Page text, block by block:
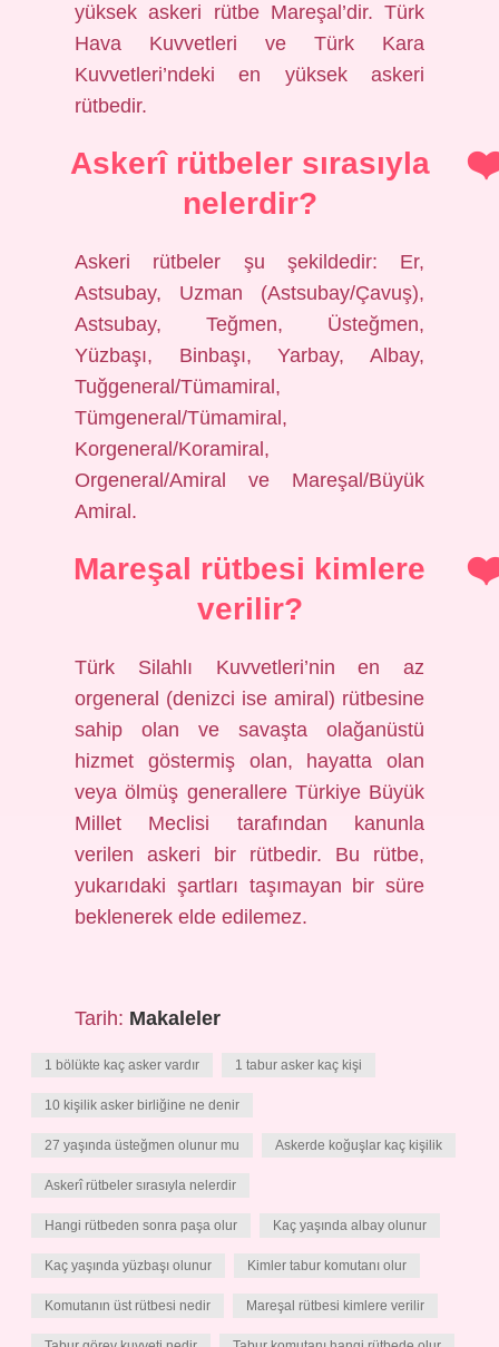
yüksek askeri rütbe Mareşal’dir. Türk
Hava Kuvvetleri ve Türk Kara
Kuvvetleri’ndeki en yüksek askeri
rütbedir.
Askerî rütbeler sırasıyla
nelerdir?
Askeri rütbeler şu şekildedir: Er,
Astsubay, Uzman (Astsubay/Çavuş),
Astsubay, Teğmen, Üsteğmen,
Yüzbaşı, Binbaşı, Yarbay, Albay,
Tuğgeneral/Tümamiral,
Tümgeneral/Tümamiral,
Korgeneral/Koramiral,
Orgeneral/Amiral ve Mareşal/Büyük
Amiral.
Mareşal rütbesi kimlere
verilir?
Türk Silahlı Kuvvetleri’nin en az
orgeneral (denizci ise amiral) rütbesine
sahip olan ve savaşta olağanüstü
hizmet göstermiş olan, hayatta olan
veya ölmüş generallere Türkiye Büyük
Millet Meclisi tarafından kanunla
verilen askeri bir rütbedir. Bu rütbe,
yukarıdaki şartları taşımayan bir süre
beklenerek elde edilemez.
Tarih: Makaleler
1 bölükte kaç asker vardır 1 tabur asker kaç kişi
10 kişilik asker birliğine ne denir
27 yaşında üsteğmen olunur mu Askerde koğuşlar kaç kişilik
Askerî rütbeler sırasıyla nelerdir
Hangi rütbeden sonra paşa olur Kaç yaşında albay olunur
Kaç yaşında yüzbaşı olunur Kimler tabur komutanı olur
Komutanın üst rütbesi nedir Mareşal rütbesi kimlere verilir